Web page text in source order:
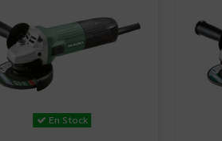
En Stock